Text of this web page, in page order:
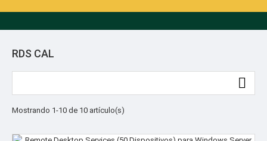
RDS CAL

Mostrando 1-10 de 10 artículo(s)